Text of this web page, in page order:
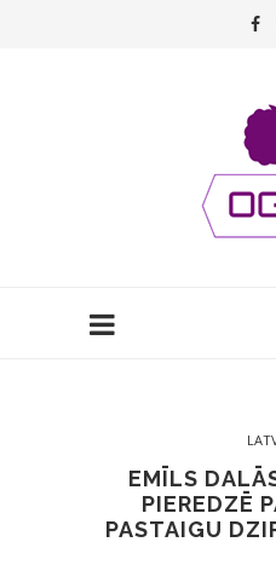
EMĪLS
PIEREDZĒ
PASTAIGU